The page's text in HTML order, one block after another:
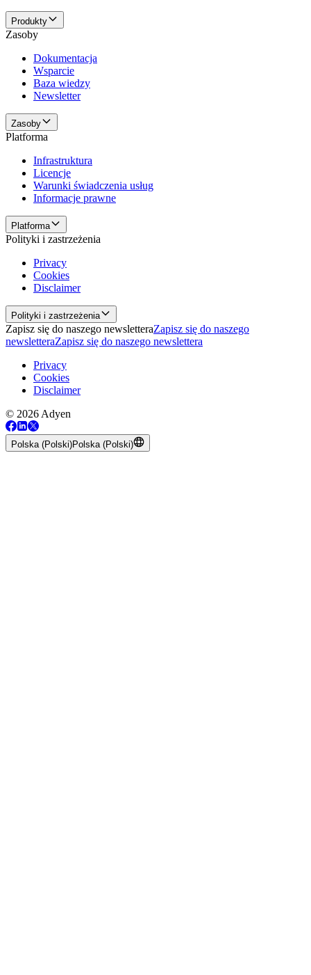
Produkty
Zasoby
Dokumentacja
Wsparcie
Baza wiedzy
Newsletter
Zasoby
Platforma
Infrastruktura
Licencje
Warunki świadczenia usług
Informacje prawne
Platforma
Polityki i zastrzeżenia
Privacy
Cookies
Disclaimer
Polityki i zastrzeżenia
Zapisz się do naszego newsletteraZapisz się do naszego
newsletteraZapisz się do naszego newslettera
Privacy
Cookies
Disclaimer
© 2026 Adyen
Polska (Polski)Polska (Polski)